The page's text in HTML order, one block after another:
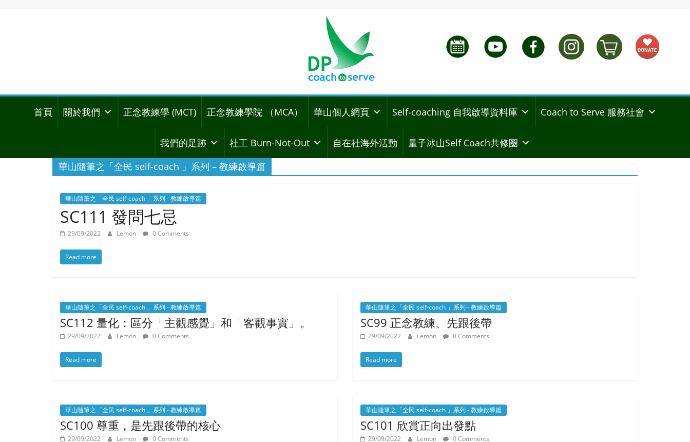
首頁 關於我們 正念教練學 (MCT) 正念教練學院 （MCA） 華山個人網頁 Self-coaching 自我啟導資料庫 Coach to Serve 服務社會
我們的足跡 社工 Burn-Not-Out 自在社海外活動
量子冰山Self Coach共修圈
華山隨筆之「全民 self-coach 」系列 – 教練啟導篇
華山隨筆之「全民 self-coach 」系列 - 教練啟導篇
SC111 發問七忌
29/09/2022 Lemon 0 Comments
Read more
華山隨筆之「全民 self-coach 」系列 - 教練啟導篇
SC112 量化：區分「主觀感覺」和「客觀事實」。
29/09/2022 Lemon 0 Comments
Read more
華山隨筆之「全民 self-coach 」系列 - 教練啟導篇
SC99 正念教練、先跟後帶
29/09/2022 Lemon 0 Comments
Read more
華山隨筆之「全民 self-coach 」系列 - 教練啟導篇
SC100 尊重，是先跟後帶的核心
29/09/2022 Lemon 0 Comments
華山隨筆之「全民 self-coach 」系列 - 教練啟導篇
SC101 欣賞正向出發點
29/09/2022 Lemon 0 Comments